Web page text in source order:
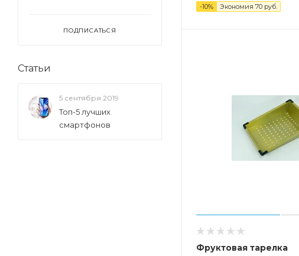
-10% Экономия 70 руб.
Фруктовая тарелка
ПОДПИСАТЬСЯ
Статьи
5 сентября 2019
Топ-5 лучших
смартфонов